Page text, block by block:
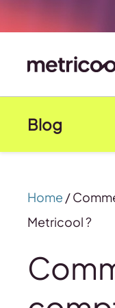
Blog
Home /
Metricool ?